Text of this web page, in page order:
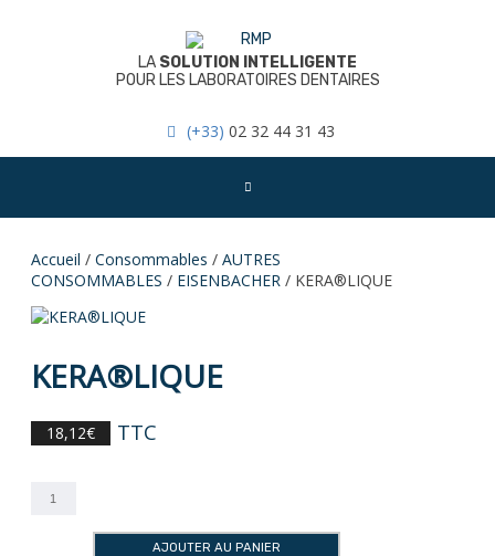
LA SOLUTION INTELLIGENTE
POUR LES LABORATOIRES DENTAIRES
(+33) 02 32 44 31 43
Accueil / Consommables / AUTRES
CONSOMMABLES / EISENBACHER / KERA®LIQUE
KERA®LIQUE
18,12€ TTC
quantité
KERA®LIQUE
AJOUTER AU PANIER